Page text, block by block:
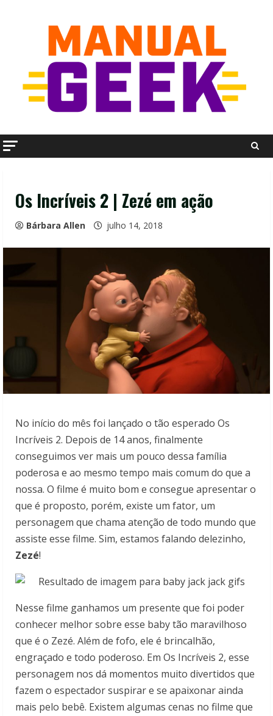
Os Incríveis 2 | Zezé em ação
Bárbara Allen julho 14, 2018
No início do mês foi lançado o tão esperado Os
Incríveis 2. Depois de 14 anos, finalmente
conseguimos ver mais um pouco dessa família
poderosa e ao mesmo tempo mais comum do que a
nossa. O filme é muito bom e consegue apresentar o
que é proposto, porém, existe um fator, um
personagem que chama atenção de todo mundo que
assiste esse filme. Sim, estamos falando delezinho,
Zezé!
Nesse filme ganhamos um presente que foi poder
conhecer melhor sobre esse baby tão maravilhoso
que é o Zezé. Além de fofo, ele é brincalhão,
engraçado e todo poderoso. Em Os Incríveis 2, esse
personagem nos dá momentos muito divertidos que
fazem o espectador suspirar e se apaixonar ainda
mais pelo bebê. Existem algumas cenas no filme que